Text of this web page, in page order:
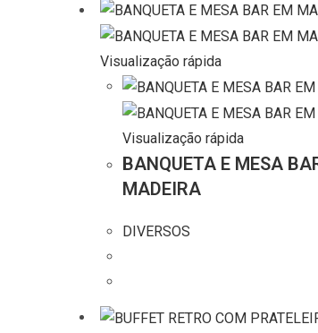
Visualização rápida
Visualização rápida
BANQUETA E MESA
MADEIRA
DIVERSOS